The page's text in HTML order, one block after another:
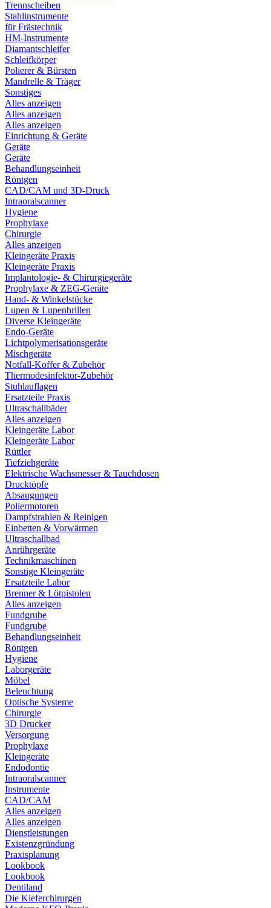
Trennscheiben
Stahlinstrumente
für Frästechnik
HM-Instrumente
Diamantschleifer
Schleifkörper
Polierer & Bürsten
Mandrelle & Träger
Sonstiges
Alles anzeigen
Alles anzeigen
Alles anzeigen
Einrichtung & Geräte
Geräte
Geräte
Behandlungseinheit
Röntgen
CAD/CAM und 3D-Druck
Intraoralscanner
Hygiene
Prophylaxe
Chirurgie
Alles anzeigen
Kleingeräte Praxis
Kleingeräte Praxis
Implantologie- & Chirurgiegeräte
Prophylaxe & ZEG-Geräte
Hand- & Winkelstücke
Lupen & Lupenbrillen
Diverse Kleingeräte
Endo-Geräte
Lichtpolymerisationsgeräte
Mischgeräte
Notfall-Koffer & Zubehör
Thermodesinfektor-Zubehör
Stuhlauflagen
Ersatzteile Praxis
Ultraschallbäder
Alles anzeigen
Kleingeräte Labor
Kleingeräte Labor
Rüttler
Tiefziehgeräte
Elektrische Wachsmesser & Tauchdosen
Drucktöpfe
Absaugungen
Poliermotoren
Dampfstrahlen & Reinigen
Einbetten & Vorwärmen
Ultraschallbad
Anrührgeräte
Technikmaschinen
Sonstige Kleingeräte
Ersatzteile Labor
Brenner & Lötpistolen
Alles anzeigen
Fundgrube
Fundgrube
Behandlungseinheit
Röntgen
Hygiene
Laborgeräte
Möbel
Beleuchtung
Optische Systeme
Chirurgie
3D Drucker
Versorgung
Prophylaxe
Kleingeräte
Endodontie
Intraoralscanner
Instrumente
CAD/CAM
Alles anzeigen
Alles anzeigen
Dienstleistungen
Existenzgründung
Praxisplanung
Lookbook
Lookbook
Dentiland
Die Kieferchirurgen